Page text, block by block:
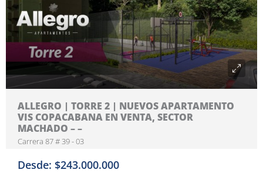
ALLEGRO | TORRE 2 | NUEVOS APARTAMENTO
VIS COPACABANA EN VENTA, SECTOR
MACHADO – –
Carrera 87 # 39 - 03
Desde: $243.000.000